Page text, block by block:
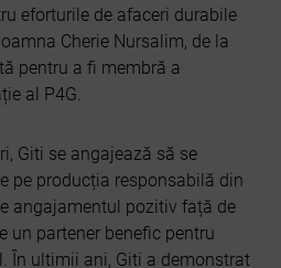
eforturile de afaceri durabile
Cherie Nursalim, de la
pentru a fi membră a
al P4G.
Giti se angajează să se
pe producția responsabilă din
angajamentul pozitiv față de
un partener benefic pentru
În ultimii ani, Giti a demonstrat